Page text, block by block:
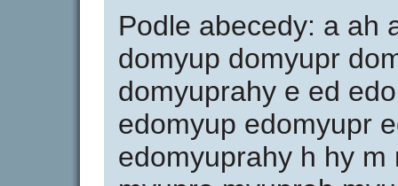
Podle abecedy: a ah
domyup domyupr
domyuprahy e ed
edomyup edomyupr
edomyuprahy h hy